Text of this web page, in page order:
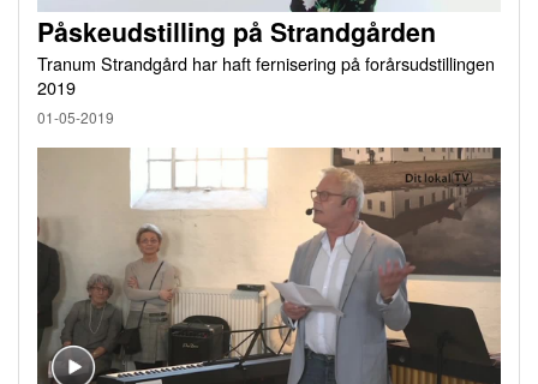
Påskeudstilling på Strandgården
Tranum Strandgård har haft fernisering på forårsudstillingen
2019
01-05-2019